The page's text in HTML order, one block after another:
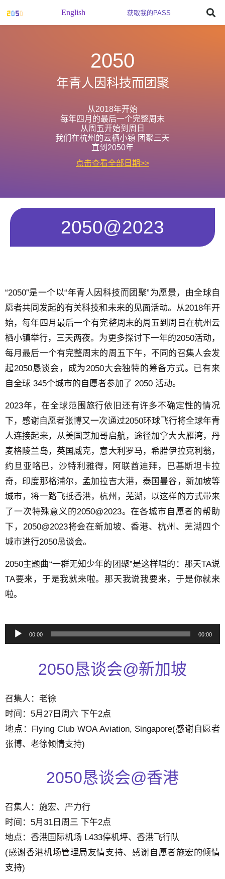
English 获取我的PASS
2050
年青人因科技而团聚
从2018年开始
每年四月的最后一个完整周末
从周五开始到周日
我们在杭州的云栖小镇 团聚三天
直到2050年
点击查看全部日期>>
2050@2023
“2050”是一个以“年青人因科技而团聚”为愿景，由全球自
愿者共同发起的有关科技和未来的见面活动。从2018年开
始，每年四月最后一个有完整周末的周五到周日在杭州云
栖小镇举行，三天两夜。为更多探讨下一年的2050活动，
每月最后一个有完整周末的周五下午，不同的召集人会发
起2050恳谈会，成为2050大会独特的筹备方式。已有来
自全球 345个城市的自愿者参加了 2050 活动。
2023年，在全球范围旅行依旧还有许多不确定性的情况
下，感谢自愿者张博又一次通过2050环球飞行将全球年青
人连接起来，从美国芝加哥启航，途径加拿大大雁湾，丹
麦格陵兰岛，英国威克，意大利罗马，希腊伊拉克利翁，
约旦亚咯巴，沙特利雅得，阿联酋迪拜，巴基斯坦卡拉
奇，印度那格浦尔，孟加拉吉大港，泰国曼谷，新加坡等
城市，将一路飞抵香港，杭州，芜湖，以这样的方式带来
了一次特殊意义的2050@2023。在各城市自愿者的帮助
下，2050@2023将会在新加坡、香港、杭州、芜湖四个
城市进行2050恳谈会。
2050主题曲“一群无知少年的团聚”是这样唱的：那天TA说
TA要来，于是我就来啦。那天我说我要来，于是你就来
啦。
频
00:00 00:00
2050恳谈会@新加坡
召集人：老徐
时间：5月27日周六 下午2点
地点：Flying Club WOA Aviation, Singapore(感谢自愿者
张博、老徐倾情支持)
2050恳谈会@香港
召集人：施宏、严力行
时间：5月31日周三 下午2点
地点：香港国际机场 L433停机坪、香港飞行队
(感谢香港机场管理局友情支持、感谢自愿者施宏的倾情
支持)